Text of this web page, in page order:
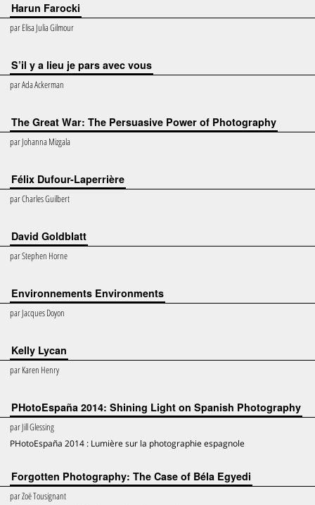
Harun Farocki
parElisa Julia Gilmour
S’il y a lieu je pars avec vous
parAda Ackerman
The Great War: The Persuasive Power of Photography
parJohanna Mizgala
Félix Dufour-Laperrière
parCharles Guilbert
David Goldblatt
parStephen Horne
Environnements Environments
parJacques Doyon
Kelly Lycan
parKaren Henry
PHotoEspaña 2014: Shining Light on Spanish Photography
parJill Glessing
PHotoEspaña 2014 : Lumière sur la photographie espagnole
Forgotten Photography: The Case of Béla Egyedi
parZoë Tousignant